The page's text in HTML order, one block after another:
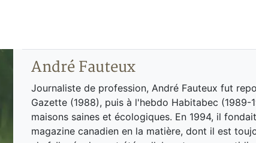
André Fauteux
Journaliste de profession, André Fauteux fut
Gazette (1988), puis à l'hebdo Habitabec (1989-
maisons saines et écologiques. En 1994, il
magazine canadien en la matière, dont il est